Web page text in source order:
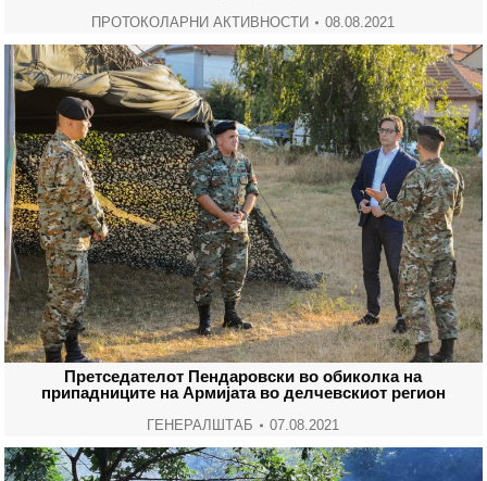
ПРОТОКОЛАРНИ АКТИВНОСТИ 08.08.2021
Претседателот Пендаровски во обиколка на
припадниците на Армијата во делчевскиот регион
ГЕНЕРАЛШТАБ 07.08.2021